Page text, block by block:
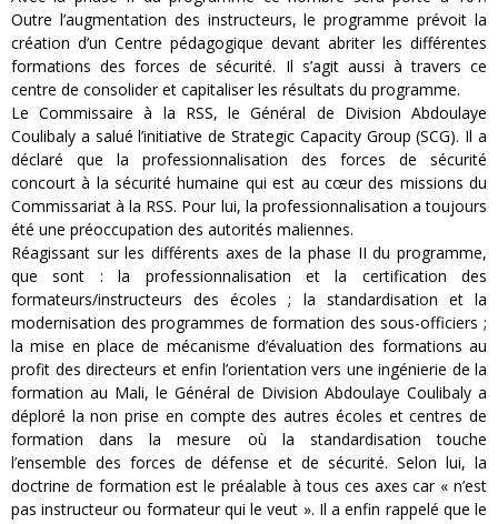
Outre l’augmentation des instructeurs, le programme prévoit la
création d’un Centre pédagogique devant abriter les différentes
formations des forces de sécurité. Il s’agit aussi à travers ce
centre de consolider et capitaliser les résultats du programme.
Le Commissaire à la RSS, le Général de Division Abdoulaye
Coulibaly a salué l’initiative de Strategic Capacity Group (SCG). Il a
déclaré que la professionnalisation des forces de sécurité
concourt à la sécurité humaine qui est au cœur des missions du
Commissariat à la RSS. Pour lui, la professionnalisation a toujours
été une préoccupation des autorités maliennes.
Réagissant sur les différents axes de la phase II du programme,
que sont : la professionnalisation et la certification des
formateurs/instructeurs des écoles ; la standardisation et la
modernisation des programmes de formation des sous-officiers ;
la mise en place de mécanisme d’évaluation des formations au
profit des directeurs et enfin l’orientation vers une ingénierie de la
formation au Mali, le Général de Division Abdoulaye Coulibaly a
déploré la non prise en compte des autres écoles et centres de
formation dans la mesure où la standardisation touche
l’ensemble des forces de défense et de sécurité. Selon lui, la
doctrine de formation est le préalable à tous ces axes car « n’est
pas instructeur ou formateur qui le veut ». Il a enfin rappelé que le